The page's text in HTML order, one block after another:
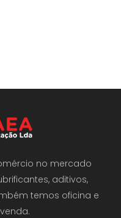
no mercado
aditivos,
temos oficina e